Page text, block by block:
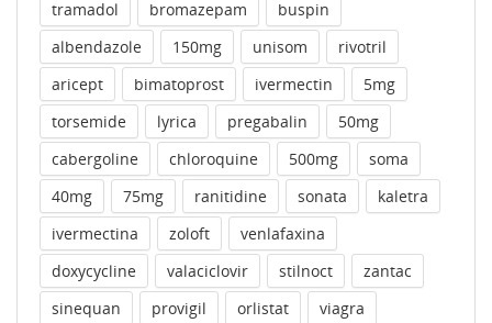
tramadol
bromazepam
buspin
albendazole
150mg unisom
rivotril
aricept
bimatoprost ivermectin
5mg
torsemide
lyrica pregabalin
50mg
cabergoline
chloroquine 500mg
soma
40mg
75mg ranitidine sonata
kaletra
ivermectina
zoloft
venlafaxina
doxycycline
valaciclovir stilnoct
zantac
sinequan
provigil orlistat viagra